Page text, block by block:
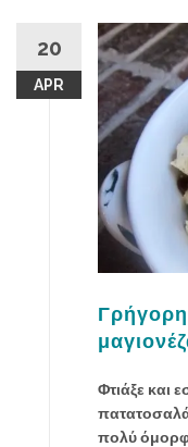
20
APR
Φτιάξε και
πολύ